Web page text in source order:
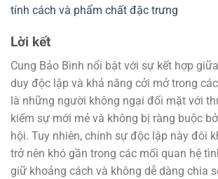
tính cách và phẩm chất đặc trưng
Lời kết
Cung Bảo Bình nổi bật với sự kết hợp
duy độc lập và khả năng cởi mở trong
là những người không ngại đối mặt với
kiếm sự mới mẻ và không bị ràng buộc
hội. Tuy nhiên, chính sự độc lập này đôi
trở nên khó gần trong các mối quan hệ
giữ khoảng cách và không dễ dàng chia